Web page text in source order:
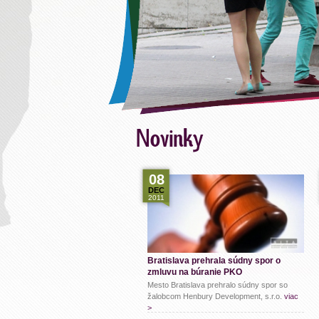
08
DEC
2011
Bratislava prehrala súdny spor o
zmluvu na búranie PKO
Mesto Bratislava prehralo súdny spor so
žalobcom Henbury Development, s.r.o. viac
>